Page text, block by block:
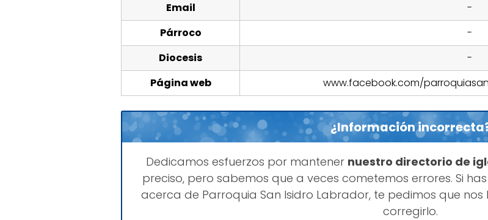
Email
-
Párroco
-
Diocesis
-
Página web
www.facebook.com/
¿Información
Dedicamos esfuerzos por mantener nuestro directorio de
preciso, pero sabemos que a veces cometemos errores. Si
acerca de Parroquia San Isidro Labrador, te pedimos que
corregirlo.